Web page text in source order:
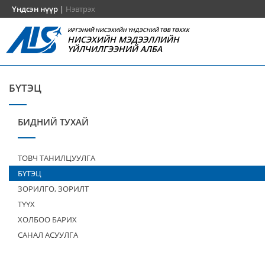
Үндсэн нүүр | Нэвтрэх
ИРГЭНИЙ НИСЭХИЙН ҮНДЭСНИЙ ТӨВ ТӨХХК
НИСЭХИЙН МЭДЭЭЛЛИЙН
ҮЙЛЧИЛГЭЭНИЙ АЛБА
БҮТЭЦ
БИДНИЙ ТУХАЙ
ТОВЧ ТАНИЛЦУУЛГА
БҮТЭЦ
ЗОРИЛГО, ЗОРИЛТ
ТҮҮХ
ХОЛБОО БАРИХ
САНАЛ АСУУЛГА